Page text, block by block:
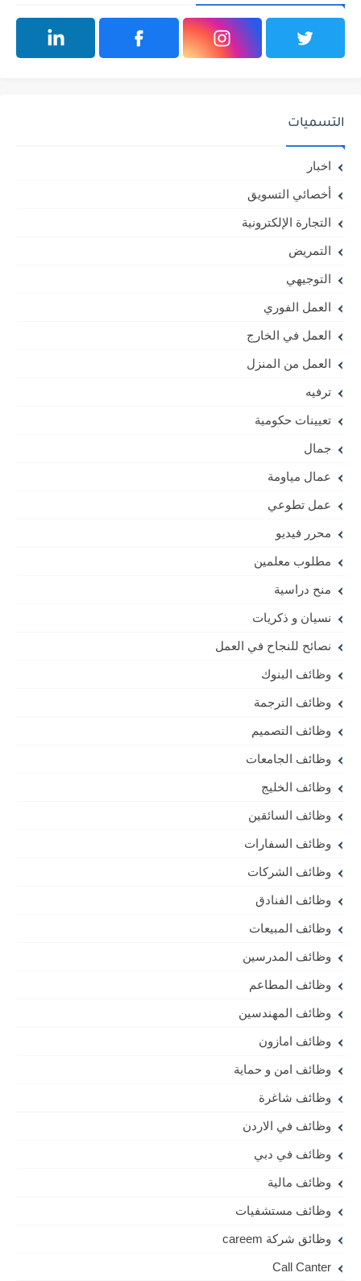
التسميات
اخبار
أخصائي التسويق
التجارة الإلكترونية
التمريض
التوجيهي
العمل الفوري
العمل في الخارج
العمل من المنزل
ترفيه
تعيينات حكومية
جمال
عمال مياومة
عمل تطوعي
محرر فيديو
مطلوب معلمين
منح دراسية
نسيان و ذكريات
نصائح للنجاح في العمل
وظائف البنوك
وظائف الترجمة
وظائف التصميم
وظائف الجامعات
وظائف الخليج
وظائف السائقين
وظائف السفارات
وظائف الشركات
وظائف الفنادق
وظائف المبيعات
وظائف المدرسين
وظائف المطاعم
وظائف المهندسين
وظائف امازون
وظائف امن و حماية
وظائف شاغرة
وظائف في الاردن
وظائف في دبي
وظائف مالية
وظائف مستشفيات
وظائق شركة careem
Call Canter